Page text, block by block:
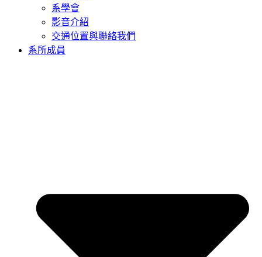
系學會
影音介紹
交通位置與聯絡我們
系所成員